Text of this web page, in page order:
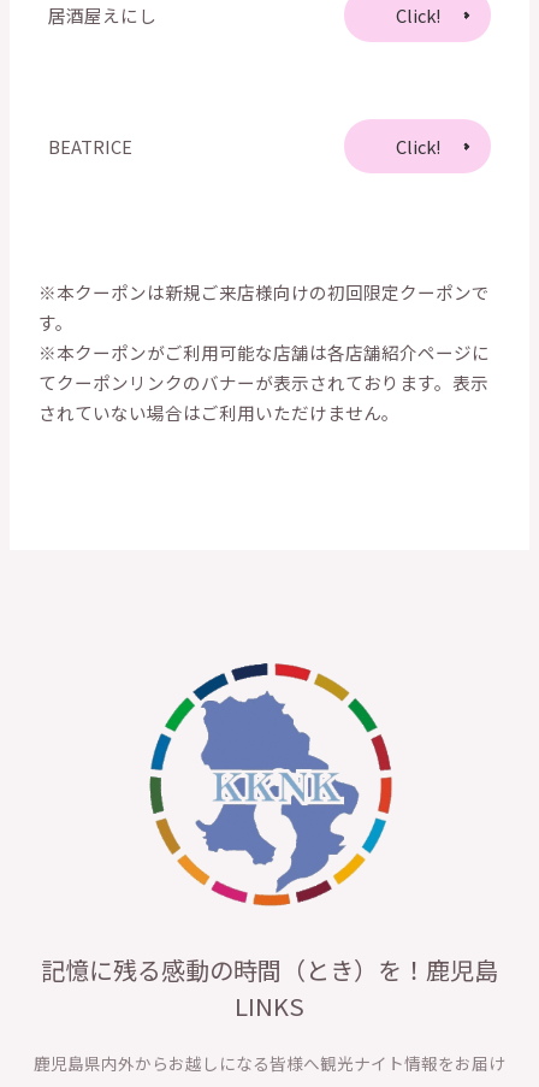
居酒屋えにし Click!
BEATRICE Click!
※本クーポンは新規ご来店様向けの初回限定クーポンで
す。
※本クーポンがご利用可能な店舗は各店舗紹介ページに
てクーポンリンクのバナーが表示されております。表示
されていない場合はご利用いただけません。
記憶に残る感動の時間（とき）を！鹿児島
LINKS
鹿児島県内外からお越しになる皆様へ観光ナイト情報をお届け